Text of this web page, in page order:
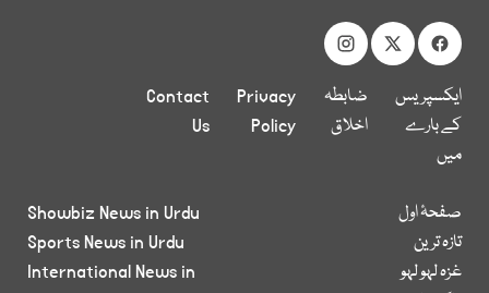
ایکسپریس
کے بارے
میں
ضابطہ
اخلاق
Privacy
Policy
Contact
Us
صفحۂ اول
تازہ ترین
غزہ لہو لہو
Showbiz News in Urdu
Sports News in Urdu
International News in